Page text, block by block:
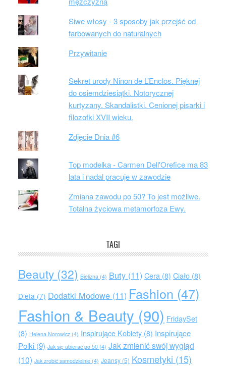
Siwe włosy - 3 sposoby jak przejść od
farbowanych do naturalnych
Przywitanie
Sekret urody Ninon de L’Enclos. Pięknej
do osiemdziesiątki. Notorycznej
kurtyzany. Skandalistki. Cenionej pisarki i
filozofki XVII wieku.
Zdjęcie Dnia #6
Top modelka - Carmen Dell'Orefice ma 83
lata i nadal pracuje w zawodzie
Zmiana zawodu po 50? To jest możliwe.
Totalna życiowa metamorfoza Ewy.
TAGI
Beauty(32) Bielizna(4) Buty(11) Cera(8) Ciało(8)
Dieta(7) Dodatki Modowe(11) Fashion (47)
Fashion & Beauty (90) FridaySet
(8) Helena Norowicz(4) Inspirujące Kobiety(8) Inspirujące
Polki(9) Jak się ubierać po 50(4) Jak zmienić swój wygląd
(10) Jak zrobić samodzielnie(4) Jeansy(5) Kosmetyki (15)